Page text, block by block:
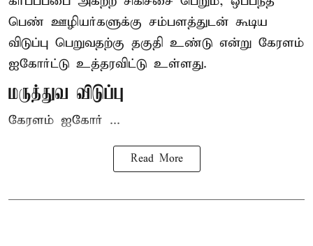
பெண் ஊழியர்களுக்கு சம்பளத்துடன் கூடிய
விடுப்பு பெறுவதற்கு தகுதி உண்டு என்று கேரளம்
ஐகோர்ட்டு உத்தரவிட்டு உள்ளது.
மருத்துவ விடுப்பு
கேரளம் ஐகோர் ...
Read More